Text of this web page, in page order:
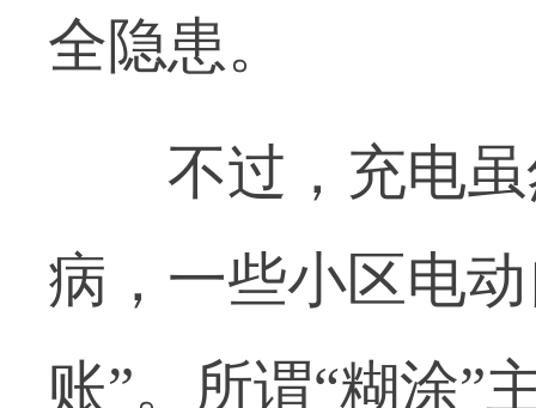
全隐患。
不过，充电虽
病，一些小区电
账”。所谓“糊涂”